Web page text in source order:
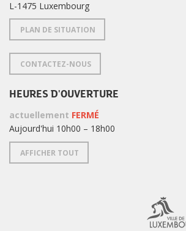
L-1475 Luxembourg
PLAN DE SITUATION
CONTACTEZ-NOUS
HEURES D'OUVERTURE
actuellement FERMÉ
Aujourd'hui 10h00 – 18h00
AFFICHER TOUT